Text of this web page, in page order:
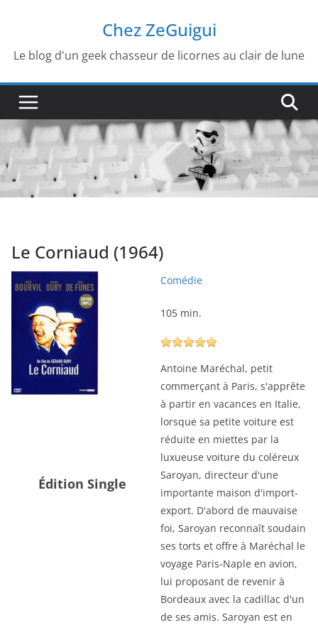
contenu
Chez ZeGuigui
Le blog d'un geek chasseur de licornes au clair de lune
Le Corniaud (1964)
Édition Single
Comédie
105 min.
Antoine Maréchal, petit
commerçant à Paris, s'apprête
à partir en vacances en Italie,
lorsque sa petite voiture est
réduite en miettes par la
luxueuse voiture du coléreux
Saroyan, directeur d'une
importante maison d'import-
export. D'abord de mauvaise
foi, Saroyan reconnaît soudain
ses torts et offre à Maréchal le
voyage Paris-Naple en avion,
lui proposant de revenir à
Bordeaux avec la cadillac d'un
de ses amis. Saroyan est en